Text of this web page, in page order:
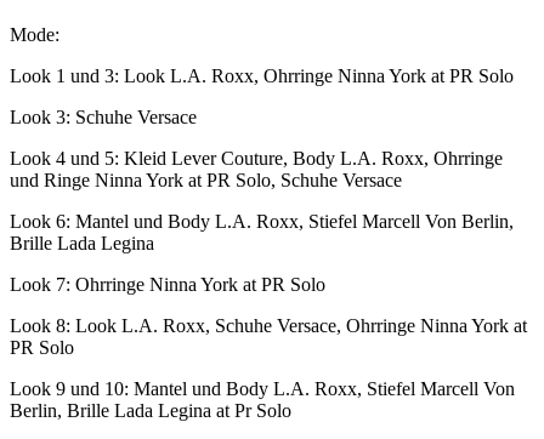
Mode:
Look 1 und 3: Look L.A. Roxx, Ohrringe Ninna York at PR Solo
Look 3: Schuhe Versace
Look 4 und 5: Kleid Lever Couture, Body L.A. Roxx, Ohrringe
und Ringe Ninna York at PR Solo, Schuhe Versace
Look 6: Mantel und Body L.A. Roxx, Stiefel Marcell Von Berlin,
Brille Lada Legina
Look 7: Ohrringe Ninna York at PR Solo
Look 8: Look L.A. Roxx, Schuhe Versace, Ohrringe Ninna York at
PR Solo
Look 9 und 10: Mantel und Body L.A. Roxx, Stiefel Marcell Von
Berlin, Brille Lada Legina at Pr Solo